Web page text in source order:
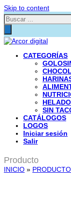
Skip to content
Búsqueda
de
productos
CATEGORÍAS
SIN
CATÁLOGOS
LOGOS
Iniciar sesión
Salir
Producto
INICIO »